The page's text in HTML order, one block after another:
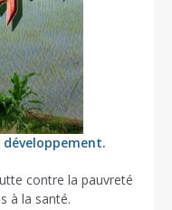
contre la pauvreté
à la santé.